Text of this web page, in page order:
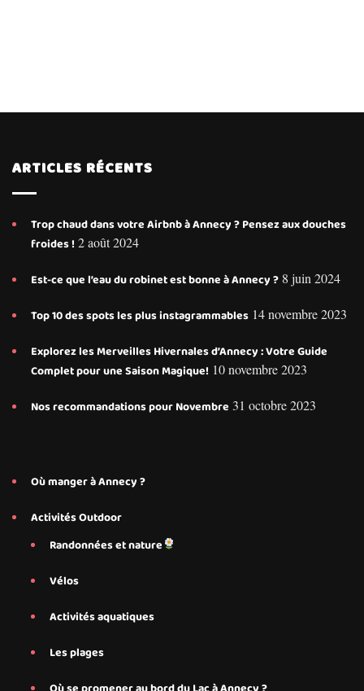
ARTICLES RÉCENTS
Trop chaud dans votre Airbnb à Annecy ? Pensez aux douches
froides ! 2 août 2024
Est-ce que l’eau du robinet est bonne à Annecy ? 8 juin 2024
Top 10 des spots les plus instagrammables 14 novembre 2023
Explorez les Merveilles Hivernales d’Annecy : Votre Guide
Complet pour une Saison Magique! 10 novembre 2023
Nos recommandations pour Novembre 31 octobre 2023
Où manger à Annecy ?
Activités Outdoor
Randonnées et nature
Vélos
Activités aquatiques
Les plages